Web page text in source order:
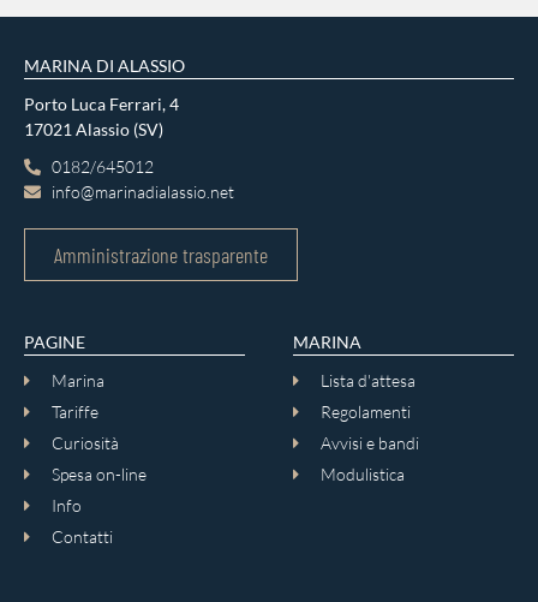
MARINA DI ALASSIO
Porto Luca Ferrari, 4
17021 Alassio (SV)
0182/645012
info@marinadialassio.net
Amministrazione trasparente
PAGINE
Marina
Tariffe
Curiosità
Spesa on-line
Info
Contatti
MARINA
Lista d'attesa
Regolamenti
Avvisi e bandi
Modulistica